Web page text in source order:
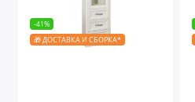
-41%
🎁 ДОСТАВКА И СБОРКА*